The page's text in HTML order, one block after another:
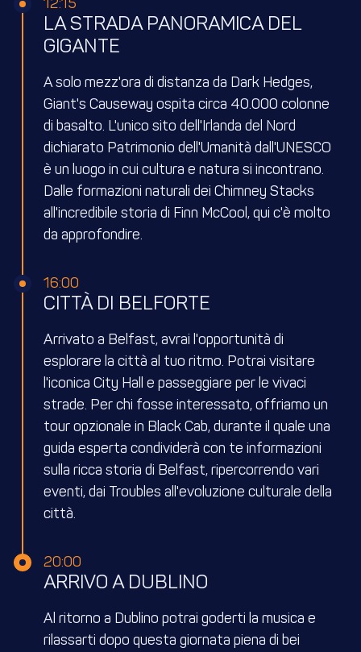
LA STRADA PANORAMICA DEL
GIGANTE
A solo mezz'ora di distanza da Dark Hedges,
Giant's Causeway ospita circa 40.000 colonne
di basalto. L'unico sito dell'Irlanda del Nord
dichiarato Patrimonio dell'Umanità dall'UNESCO
è un luogo in cui cultura e natura si incontrano.
Dalle formazioni naturali dei Chimney Stacks
all'incredibile storia di Finn McCool, qui c'è molto
da approfondire.
16:00
CITTÀ DI BELFORTE
Arrivato a Belfast, avrai l'opportunità di
esplorare la città al tuo ritmo. Potrai visitare
l'iconica City Hall e passeggiare per le vivaci
strade. Per chi fosse interessato, offriamo un
tour opzionale in Black Cab, durante il quale una
guida esperta condividerà con te informazioni
sulla ricca storia di Belfast, ripercorrendo vari
eventi, dai Troubles all'evoluzione culturale della
città.
20:00
ARRIVO A DUBLINO
Al ritorno a Dublino potrai goderti la musica e
rilassarti dopo questa giornata piena di bei